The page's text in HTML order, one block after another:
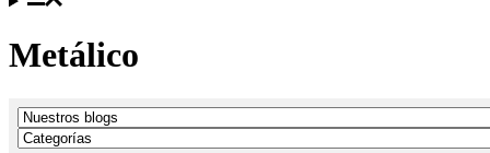
Metálico